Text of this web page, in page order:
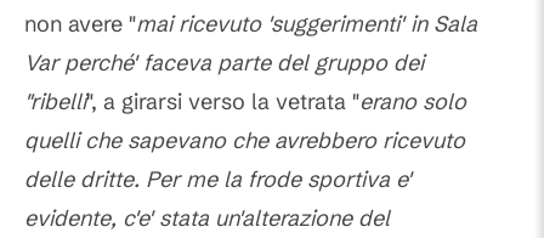
non avere "mai ricevuto 'suggerimenti' in Sala
Var perché' faceva parte del gruppo dei
"ribelli", a girarsi verso la vetrata "erano solo
quelli che sapevano che avrebbero ricevuto
delle dritte. Per me la frode sportiva e'
evidente, c'e' stata un'alterazione del